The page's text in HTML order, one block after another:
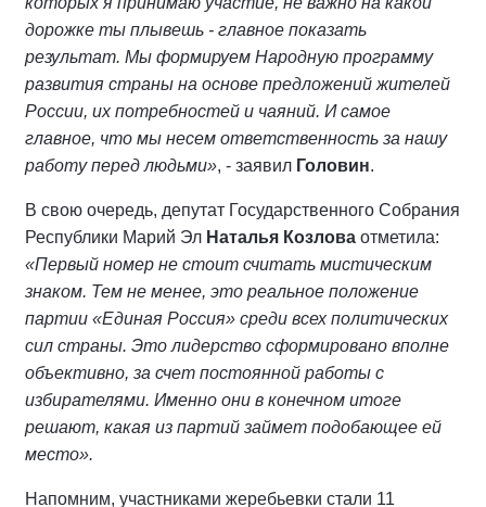
дорожке ты плывешь - главное показать
результат. Мы формируем Народную программу
развития страны на основе предложений жителей
России, их потребностей и чаяний. И самое
главное, что мы несем ответственность за нашу
работу перед людьми», - заявил Головин.
В свою очередь, депутат Государственного Собрания
Республики Марий Эл Наталья Козлова отметила:
«Первый номер не стоит считать мистическим
знаком. Тем не менее, это реальное положение
партии «Единая Россия» среди всех политических
сил страны. Это лидерство сформировано вполне
объективно, за счет постоянной работы с
избирателями. Именно они в конечном итоге
решают, какая из партий займет подобающее ей
место».
Напомним, участниками жеребьевки стали 11